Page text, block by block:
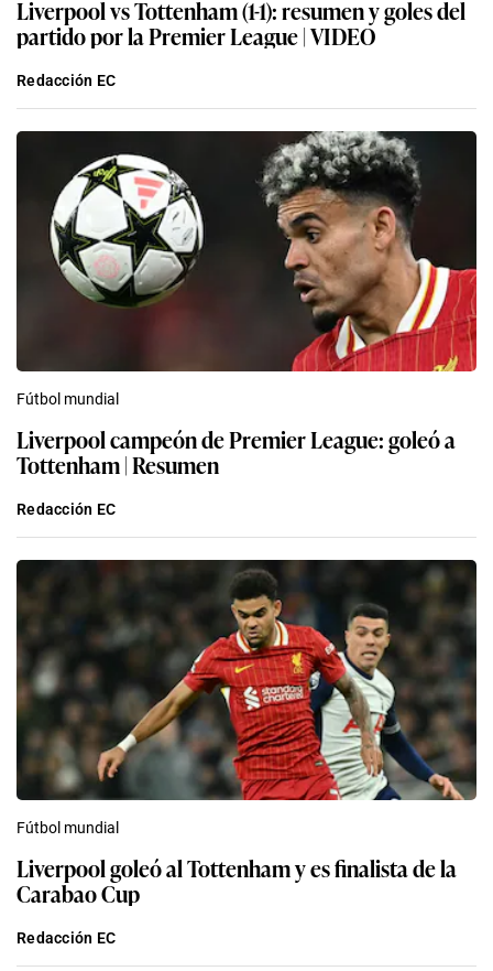
Liverpool vs Tottenham (1-1): resumen y goles del
partido por la Premier League | VIDEO
Redacción EC
Fútbol mundial
Liverpool campeón de Premier League: goleó a
Tottenham | Resumen
Redacción EC
Fútbol mundial
Liverpool goleó al Tottenham y es finalista de la
Carabao Cup
Redacción EC